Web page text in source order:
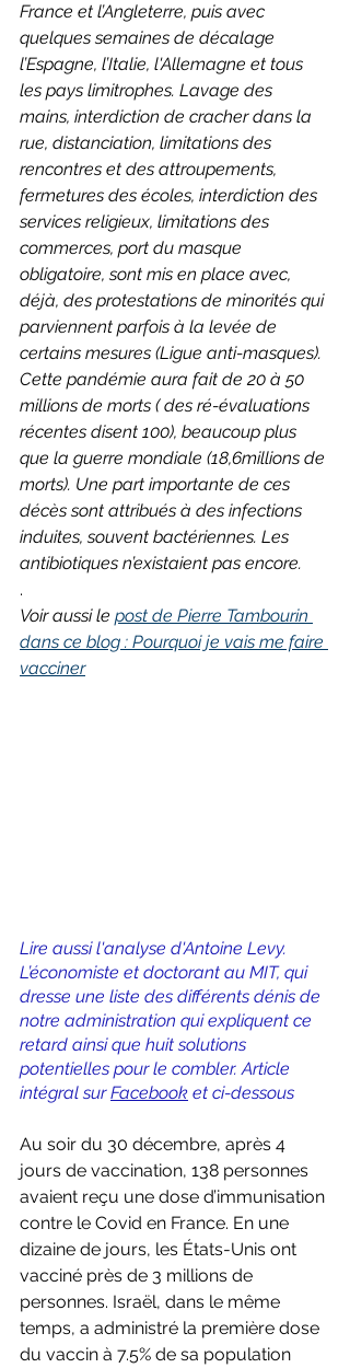
France et l’Angleterre, puis avec
quelques semaines de décalage
l’Espagne, l’Italie, l'Allemagne et tous
les pays limitrophes. Lavage des
mains, interdiction de cracher dans la
rue, distanciation, limitations des
rencontres et des attroupements,
fermetures des écoles, interdiction des
services religieux, limitations des
commerces, port du masque
obligatoire, sont mis en place avec,
déjà, des protestations de minorités qui
parviennent parfois à la levée de
certains mesures (Ligue anti-masques).
Cette pandémie aura fait de 20 à 50
millions de morts ( des ré-évaluations
récentes disent 100), beaucoup plus
que la guerre mondiale (18,6millions de
morts). Une part importante de ces
décès sont attribués à des infections
induites, souvent bactériennes. Les
antibiotiques n’existaient pas encore.
.
Voir aussi le post de Pierre Tambourin
dans ce blog : Pourquoi je vais me faire
vacciner
Lire aussi l'analyse d'Antoine Levy.
L’économiste et doctorant au MIT, qui
dresse une liste des différents dénis de
notre administration qui expliquent ce
retard ainsi que huit solutions
potentielles pour le combler. Article
intégral sur Facebook et ci-dessous
Au soir du 30 décembre, après 4
jours de vaccination, 138 personnes
avaient reçu une dose d’immunisation
contre le Covid en France. En une
dizaine de jours, les États-Unis ont
vacciné près de 3 millions de
personnes. Israël, dans le même
temps, a administré la première dose
du vaccin à 7.5% de sa population